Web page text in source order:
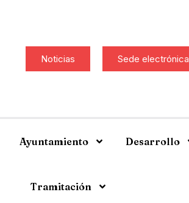
Noticias Sede electrónica
Ayuntamiento Desarrollo
Tramitación